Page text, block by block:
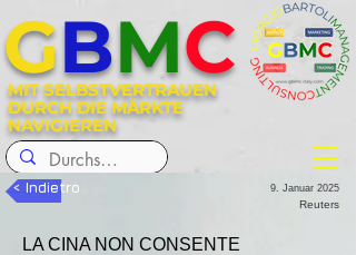
MIT SELBSTVERTRAUEN
DURCH DIE MÄRKTE
NAVIGIEREN
GBMC
< Indietro 9. Januar 2025
Reuters
LA CINA NON CONSENTE